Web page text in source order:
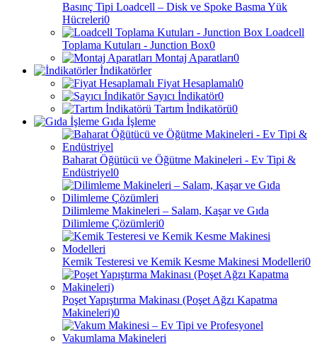
Basınç Tipi Loadcell – Disk ve Spoke Basma Yük
Hücreleri0
Loadcell
Toplama Kutuları - Junction Box0
Montaj Aparatları0
İndikatörler
Fiyat Hesaplamalı0
Sayıcı İndikatör0
Tartım İndikatörü0
Gıda İşleme
Baharat Öğütücü ve Öğütme Makineleri - Ev Tipi &
Endüstriyel0
Dilimleme Makineleri – Salam, Kaşar ve Gıda
Dilimleme Çözümleri0
Kemik Testeresi ve Kemik Kesme Makinesi Modelleri0
Poşet Yapıştırma Makinası (Poşet Ağzı Kapatma
Makineleri)0